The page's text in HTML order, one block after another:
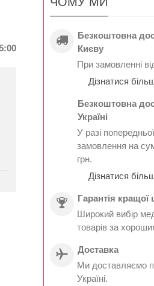
Безкоштовна
Києву
При замовленні
Дізнатися
Безкоштовна
Україні
У разі
замовлення на
грн.
Дізнатися
Гарантія кращої
Широкий вибір
товарів за
Доставка
Ми доставляємо
Україні.